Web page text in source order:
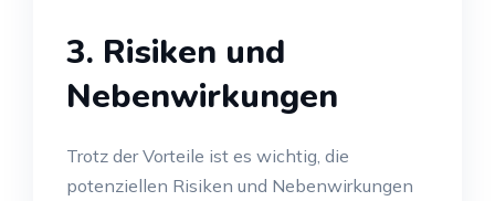
3. Risiken und
Nebenwirkungen
Trotz der Vorteile ist es wichtig, die
potenziellen Risiken und Nebenwirkungen